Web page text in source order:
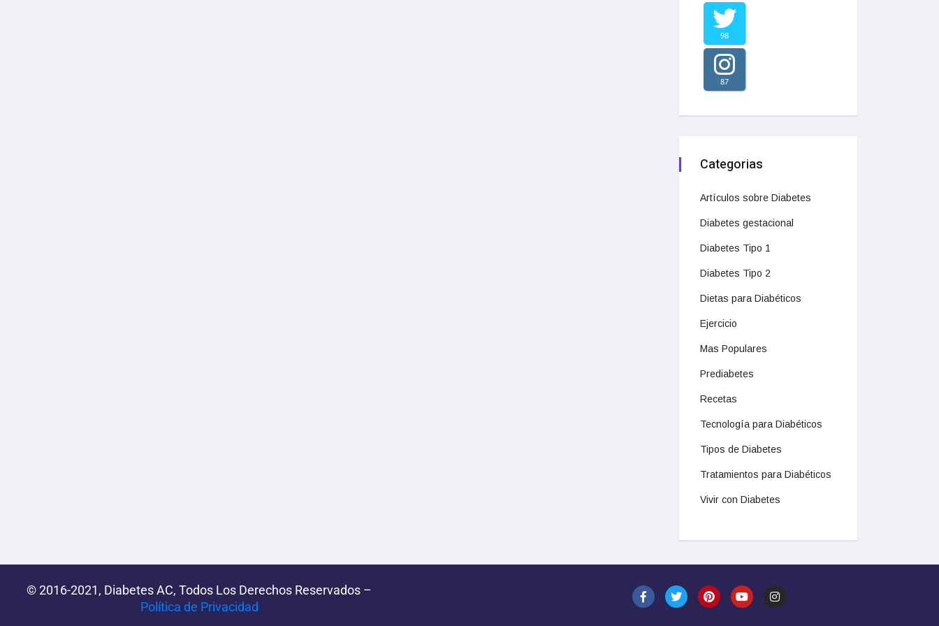
98
87
Categorias
Artículos sobre Diabetes
Diabetes gestacional
Diabetes Tipo 1
Diabetes Tipo 2
Dietas para Diabéticos
Ejercicio
Mas Populares
Prediabetes
Recetas
Tecnología para Diabéticos
Tipos de Diabetes
Tratamientos para Diabéticos
Vivir con Diabetes
© 2016-2021, Diabetes AC, Todos Los Derechos Reservados –
Política de Privacidad‌­